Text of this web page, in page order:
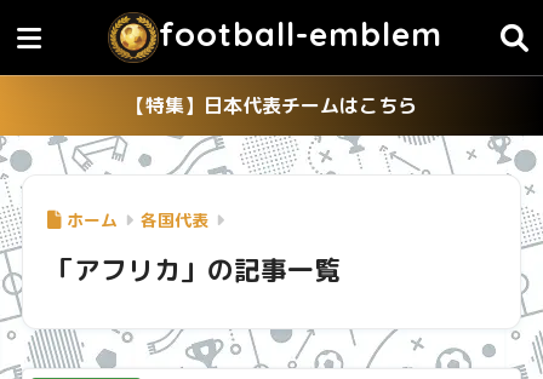
football-emblem
【特集】日本代表チームはこちら
ホーム 各国代表
「アフリカ」の記事一覧